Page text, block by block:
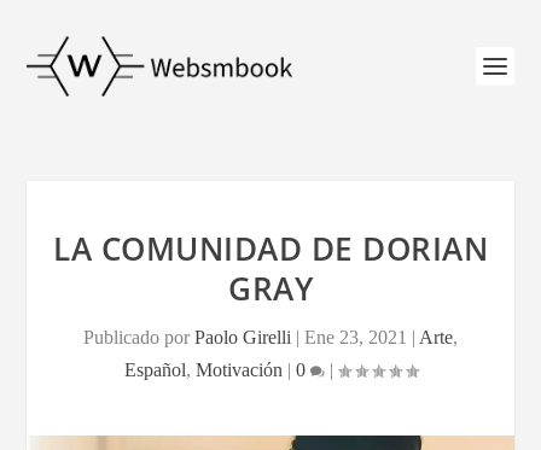
LA COMUNIDAD DE DORIAN
GRAY
Publicado porPaolo Girelli | Ene 23, 2021 | Arte,
Español, Motivación | 0 |